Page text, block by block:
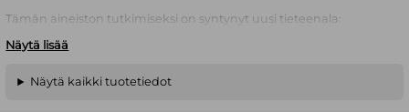
Tämän aineiston tutkimiseksi on syntynyt uusi tieteenala:
esimerkiksi yhteiskuntaluokat ja markkinat ovat sosiaalifysiikassa
vanhentuneita ja liian epätarkkoja.
Näytä lisää
Näytä kaikki tuotetiedot